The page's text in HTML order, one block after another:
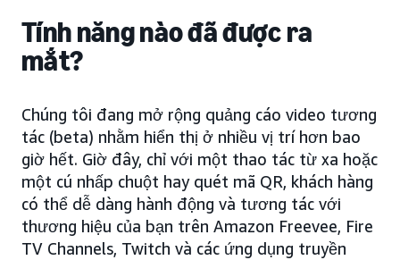
Tính năng nào đã được ra
mắt?
Chúng tôi đang mở rộng quảng cáo video tương
tác (beta) nhằm hiển thị ở nhiều vị trí hơn bao
giờ hết. Giờ đây, chỉ với một thao tác từ xa hoặc
một cú nhấp chuột hay quét mã QR, khách hàng
có thể dễ dàng hành động và tương tác với
thương hiệu của bạn trên Amazon Freevee, Fire
TV Channels, Twitch và các ứng dụng truyền